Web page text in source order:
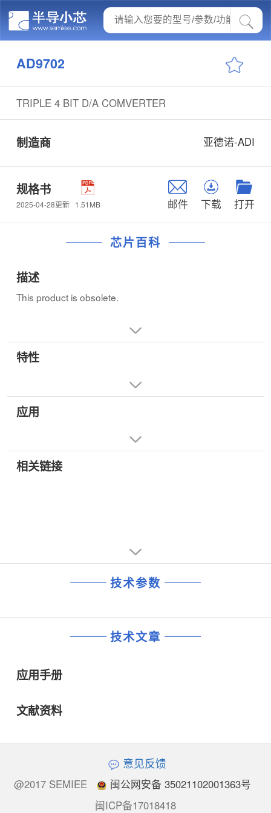
AD9702
TRIPLE 4 BIT D/A COMVERTER
制造商 亚德诺-ADI
规格书
2025-04-28更新 1.51MB 邮件 下载 打开
芯片百科
描述
This product is obsolete.
特性
应用
相关链接
技术参数
技术文章
应用手册
文献资料
意见反馈
@2017 SEMIEE
闽公网安备 35021102001363号
闽ICP备17018418